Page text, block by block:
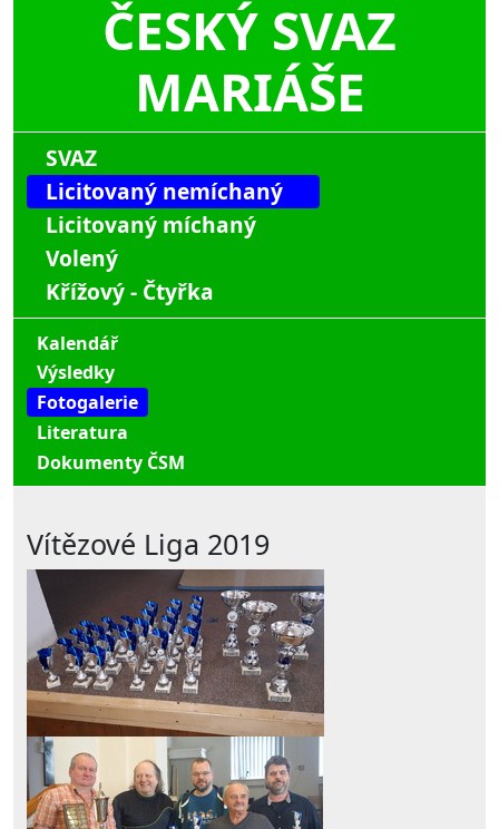
ČESKÝ SVAZ
MARIÁŠE
SVAZ
Licitovaný nemíchaný
Licitovaný míchaný
Volený
Křížový - Čtyřka
Kalendář
Výsledky
Fotogalerie
Literatura
Dokumenty ČSM
Vítězové Liga 2019